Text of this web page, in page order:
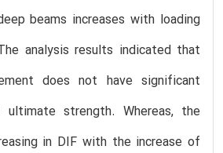
beams increases with loading
analysis results indicated that
does not have significant
strength. Whereas, the
in DIF with the increase of